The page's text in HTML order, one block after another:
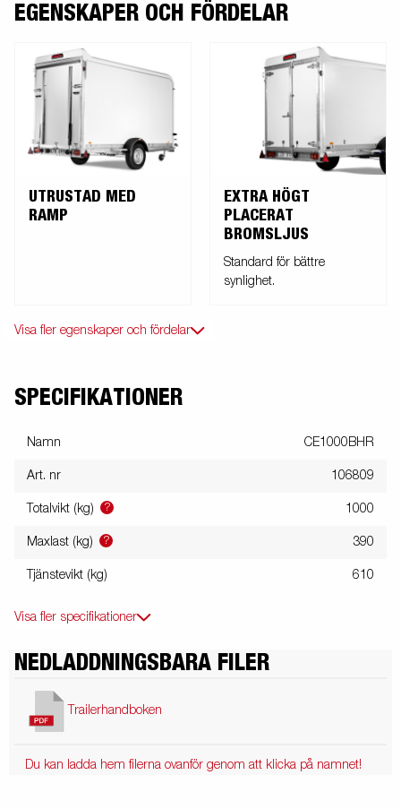
EGENSKAPER OCH FÖRDELAR
UTRUSTAD MED
RAMP
EXTRA HÖGT
PLACERAT
BROMSLJUS
Standard för bättre
synlighet.
Visa fler egenskaper och fördelar
SPECIFIKATIONER
Namn CE1000BHR
Art. nr 106809
Totalvikt (kg) ? 1000
Maxlast (kg) ? 390
Tjänstevikt (kg) 610
Visa fler specifikationer
NEDLADDNINGSBARA FILER
Trailerhandboken
Du kan ladda hem filerna ovanför genom att klicka på namnet!